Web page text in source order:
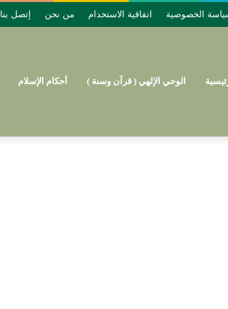
الخصوصية اتفاقية الاستخدام من نحن إتصل بنا
الوحي الإلهي ( قرآن وسنة ) أحكام الإسلام